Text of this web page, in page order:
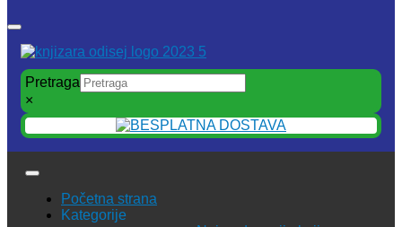
Pretraga
×
Početna strana
Kategorije